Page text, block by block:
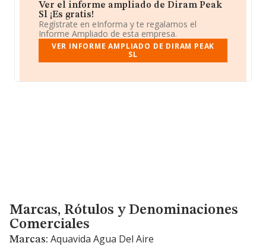
Ver el informe ampliado de Diram Peak
Sl ¡Es gratis!
Regístrate en eInforma y te regalamos el
Informe Ampliado de esta empresa.
VER INFORME AMPLIADO DE DIRAM PEAK
SL
Marcas, Rótulos y Denominaciones Comerciales
Marcas, Rótulos y Denominaciones
Comerciales
Marcas: Aquavida Agua Del Aire